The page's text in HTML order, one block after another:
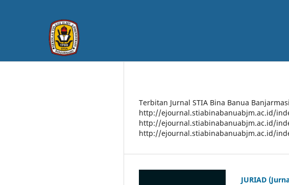
Terbitan Jurnal STIA Bina Banua
http://ejournal.stiabinabanuabjm.ac.id/
http://ejournal.stiabinabanuabjm.ac.id/
http://ejournal.stiabinabanuabjm.ac.id/
JURIAD